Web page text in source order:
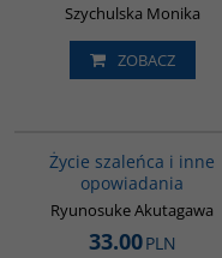
Szychulska Monika
ZOBACZ
Życie szaleńca i inne
opowiadania
Ryunosuke Akutagawa
33.00PLN